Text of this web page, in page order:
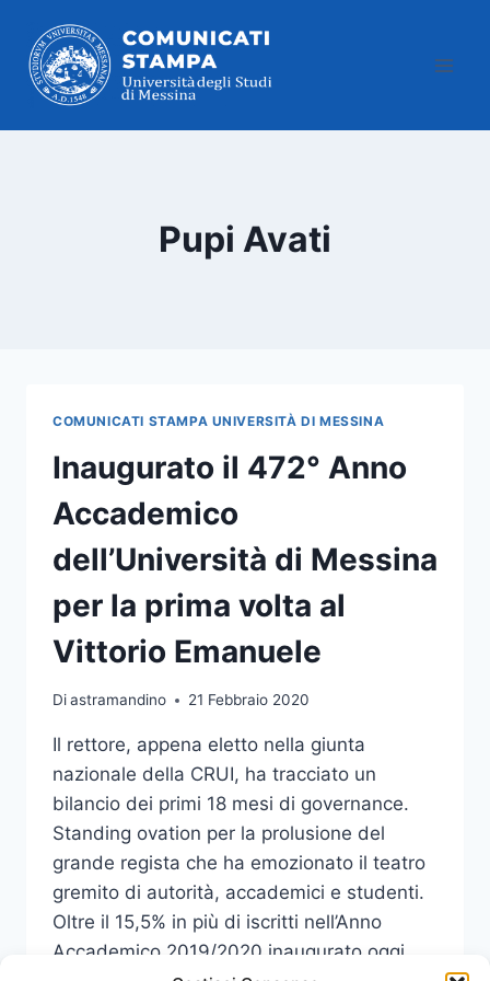
contenuto
Pupi Avati
COMUNICATI STAMPA UNIVERSITÀ DI MESSINA
Inaugurato il 472° Anno
Accademico
dell’Università di Messina
per la prima volta al
Vittorio Emanuele
Diastramandino 21 Febbraio 2020
Il rettore, appena eletto nella giunta
nazionale della CRUI, ha tracciato un
bilancio dei primi 18 mesi di governance.
Standing ovation per la prolusione del
grande regista che ha emozionato il teatro
gremito di autorità, accademici e studenti.
Oltre il 15,5% in più di iscritti nell’Anno
Accademico 2019/2020 inaugurato oggi